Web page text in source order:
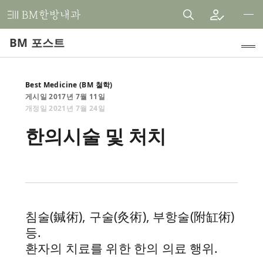
비
한
과
한
원
BM 포스트
인기 주제
건자꿈 식단
임상 연구
Best Medicine (BM 철학)
BM 스토리
Best Medicine (BM 철학)
게시일2017년 7월 11 일
개정일2021 년 7월 24일
한의시술 및 처치
침술(鍼術), 구술(灸術), 부항술(附缸術)
등.
환자의 치료를 위한 한의 의료 행위.